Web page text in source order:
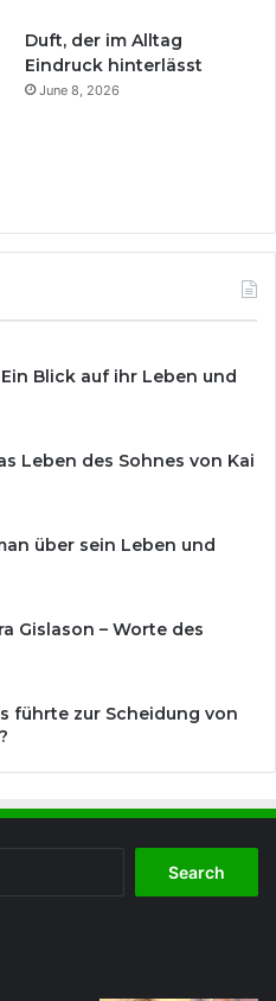
Duft, der im Alltag
Eindruck hinterlässt
June 8, 2026
Blick auf ihr Leben und
Leben des Sohnes von Kai
über sein Leben und
Gislason – Worte des
führte zur Scheidung von